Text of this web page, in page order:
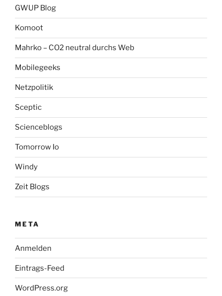
GWUP Blog
Komoot
Mahrko – CO2 neutral durchs Web
Mobilegeeks
Netzpolitik
Sceptic
Scienceblogs
Tomorrow Io
Windy
Zeit Blogs
META
Anmelden
Eintrags-Feed
WordPress.org